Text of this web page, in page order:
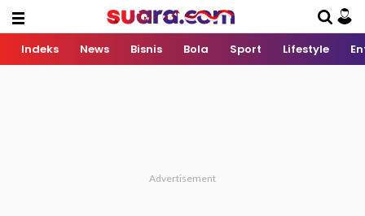
Indeks News Bisnis Bola Sport Lifestyle